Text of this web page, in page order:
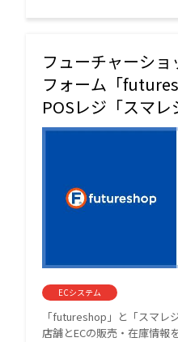
フューチャーショ
フォーム「
POSレジ「スマ
ECシステム
「futureshop」と「スマレ
店舗とECの販売・在庫情報